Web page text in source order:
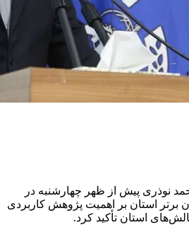
نوذری پیش از ظهر چهارشنبه در
برتر استان بر اهمیت پژوهش کاربردی
استان تأکید کرد.